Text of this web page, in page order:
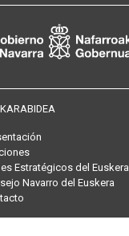
Estratégicos del Euskera
Navarro del Euskera